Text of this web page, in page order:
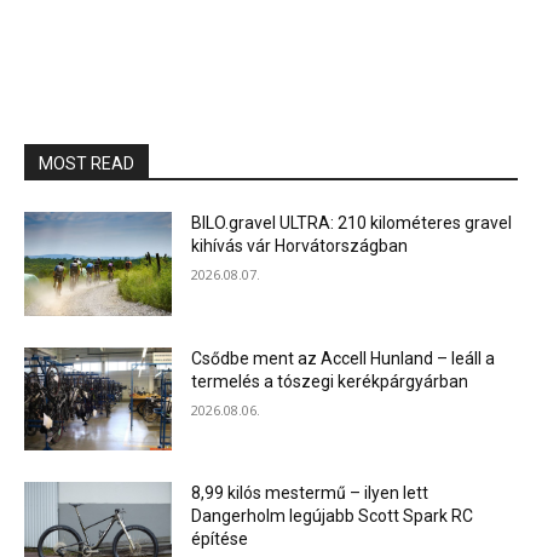
MOST READ
BILO.gravel ULTRA: 210 kilométeres gravel
kihívás vár Horvátországban
2026.08.07.
Csődbe ment az Accell Hunland – leáll a
termelés a tószegi kerékpárgyárban
2026.08.06.
8,99 kilós mestermű – ilyen lett
Dangerholm legújabb Scott Spark RC
építése